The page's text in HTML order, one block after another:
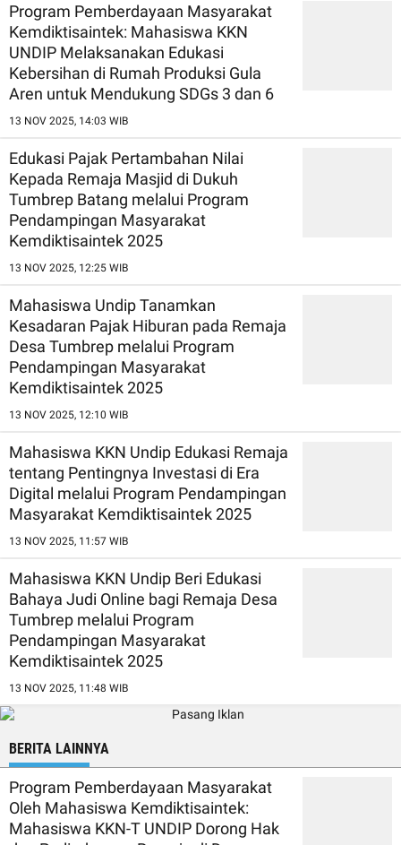
Program Pemberdayaan Masyarakat
Kemdiktisaintek: Mahasiswa KKN
UNDIP Melaksanakan Edukasi
Kebersihan di Rumah Produksi Gula
Aren untuk Mendukung SDGs 3 dan 6
13 NOV 2025, 14:03 WIB
Edukasi Pajak Pertambahan Nilai
Kepada Remaja Masjid di Dukuh
Tumbrep Batang melalui Program
Pendampingan Masyarakat
Kemdiktisaintek 2025
13 NOV 2025, 12:25 WIB
Mahasiswa Undip Tanamkan
Kesadaran Pajak Hiburan pada Remaja
Desa Tumbrep melalui Program
Pendampingan Masyarakat
Kemdiktisaintek 2025
13 NOV 2025, 12:10 WIB
Mahasiswa KKN Undip Edukasi Remaja
tentang Pentingnya Investasi di Era
Digital melalui Program Pendampingan
Masyarakat Kemdiktisaintek 2025
13 NOV 2025, 11:57 WIB
Mahasiswa KKN Undip Beri Edukasi
Bahaya Judi Online bagi Remaja Desa
Tumbrep melalui Program
Pendampingan Masyarakat
Kemdiktisaintek 2025
13 NOV 2025, 11:48 WIB
BERITA LAINNYA
Program Pemberdayaan Masyarakat
Oleh Mahasiswa Kemdiktisaintek:
Mahasiswa KKN-T UNDIP Dorong Hak